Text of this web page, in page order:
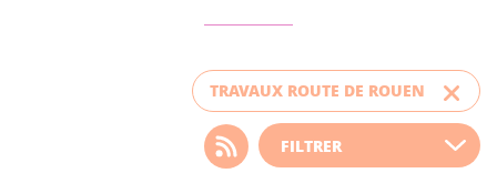
TRAVAUX ROUTE DE ROUEN
Choisissez votre filtre
d'actualité